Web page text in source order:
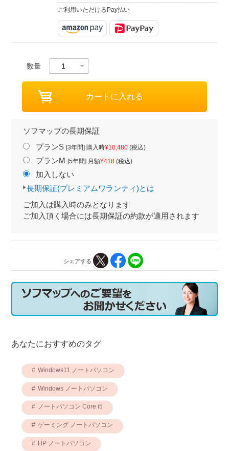
ご利用いただけるPay払い
数量
ソフマップの長期保証
プランS [3年間] 購入時¥10,480(税込)
プランM [5年間] 月額¥418(税込)
加入しない
長期保証(プレミアムワランティ)とは
ご加入は購入時のみとなります
ご加入頂く場合には長期保証の約款が適用されます
シェアする
あなたにおすすめのタグ
Windows11 ノートパソコン
Windows ノートパソコン
ノートパソコン Core i5
ゲーミング ノートパソコン
HP ノートパソコン